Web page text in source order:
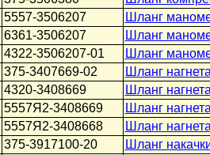
5557-3506207
Шланг
6361-3506207
Шланг
4322-3506207-01
Шланг
375-3407669-02
Шланг
4320-3408669
Шланг
5557Я2-3408669
Шланг
5557Я2-3408668
Шланг
375-3917100-20
Шланг